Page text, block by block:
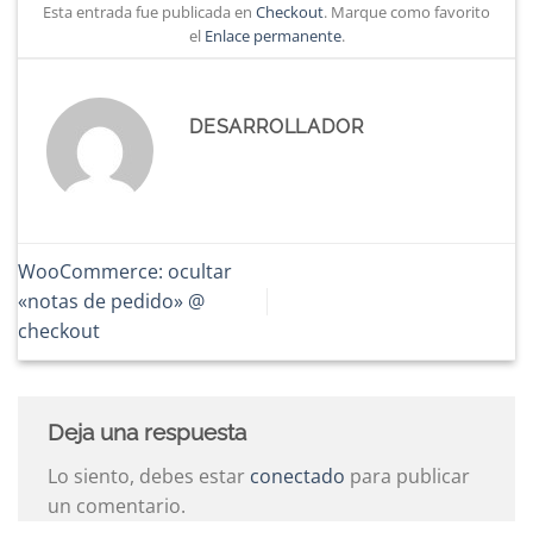
Esta entrada fue publicada en Checkout. Marque como favorito
el Enlace permanente.
DESARROLLADOR
WooCommerce: ocultar
«notas de pedido» @
checkout
Deja una respuesta
Lo siento, debes estar conectado para publicar
un comentario.